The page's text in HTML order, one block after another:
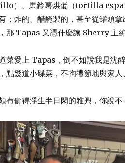
）、馬鈴薯烘蛋（tortilla
；炸的、醋醃製的，甚至從罐頭
那 Tapas 又憑什麼讓 Sherry 主
菜愛上 Tapas，倒不如說我是
點幾道小碟菜，不拘禮節地與家人
有偷得浮生半日閑的雅興，你說不